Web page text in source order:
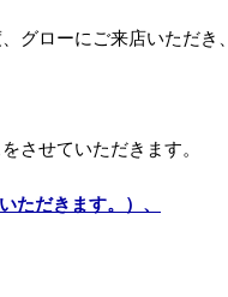
グローにご来店いただき、
させていただきます。
ただきます。）、